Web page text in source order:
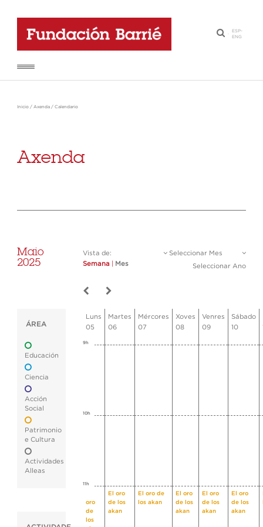
·
ESP-
ENG
Inicio / Axenda / Calendario
Axenda
Maio
2025
Vista de:
Semana
Mes
Seleccionar Mes
Seleccionar Ano
ÁREA
Educación
Ciencia
Acción
Social
Patrimonio
e Cultura
Actividades
Alleas
Luns
05
Martes
06
Mércores
07
Xoves
08
Venres
09
Sábado
10
9h
10h
11h
oro
de
los
El oro
de los
akan
El oro de
los akan
El oro
de los
akan
El oro
de los
akan
El oro
de los
akan